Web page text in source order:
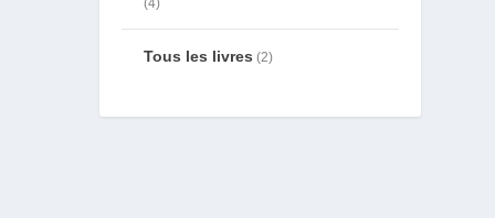
4
Tous les livres 2